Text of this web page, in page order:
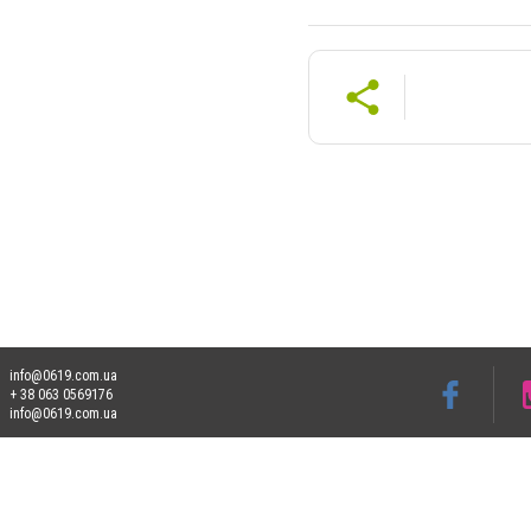
info@0619.com.ua
+ 38 063 0569176
info@0619.com.ua